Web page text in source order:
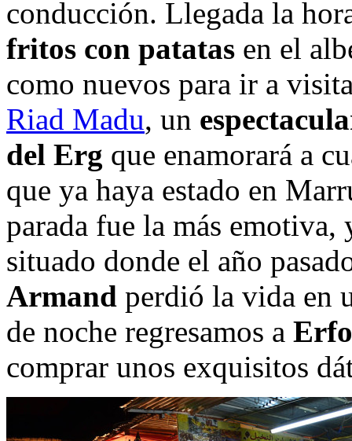
conducción. Llegada la
fritos con patatas en el
como nuevos para ir a
Riad Madu, un
del Erg que enamorará a
que ya haya estado en
parada fue la más
situado donde el año
Armand perdió la vida en
de noche regresamos a
comprar unos exquisitos